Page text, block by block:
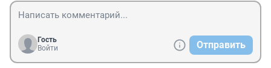
Гость
Войти
Отправить